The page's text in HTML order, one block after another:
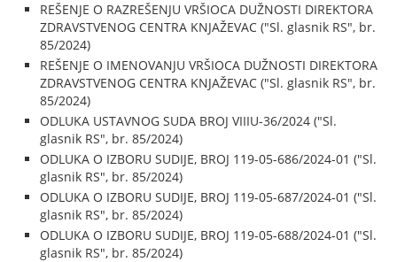
REŠENJE O RAZREŠENJU VRŠIOCA DUŽNOSTI DIREKTORA
ZDRAVSTVENOG CENTRA KNJAŽEVAC ("Sl. glasnik RS", br.
85/2024)
REŠENJE O IMENOVANJU VRŠIOCA DUŽNOSTI DIREKTORA
ZDRAVSTVENOG CENTRA KNJAŽEVAC ("Sl. glasnik RS", br.
85/2024)
ODLUKA USTAVNOG SUDA BROJ VIIIU-36/2024 ("Sl.
glasnik RS", br. 85/2024)
ODLUKA O IZBORU SUDIJE, BROJ 119-05-686/2024-01 ("Sl.
glasnik RS", br. 85/2024)
ODLUKA O IZBORU SUDIJE, BROJ 119-05-687/2024-01 ("Sl.
glasnik RS", br. 85/2024)
ODLUKA O IZBORU SUDIJE, BROJ 119-05-688/2024-01 ("Sl.
glasnik RS", br. 85/2024)